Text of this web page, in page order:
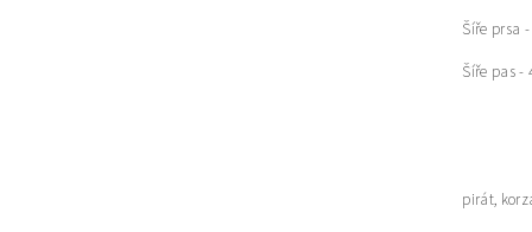
Šíře prsa
Šíře pas -
pirát,